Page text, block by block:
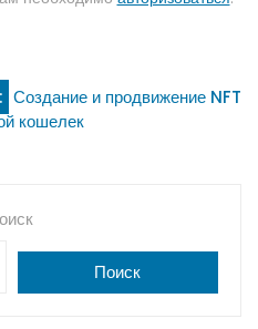
Создание и продвижение NFT
кошелек
Поиск